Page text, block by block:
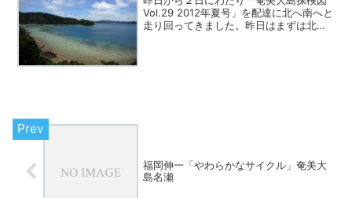
Vol.29 2012年夏号」を配達に北へ南へと
走り回ってきました。昨日はまずは北
福岡伸一「やわらかなサイクル」奄美大
島名瀬